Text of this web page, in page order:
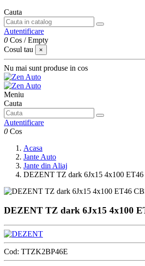
Cauta
Autentificare
0 Cos /Empty
Cosul tau
×
Nu mai sunt produse in cos
Meniu
Cauta
Autentificare
0 Cos
Acasa
Jante Auto
Jante din Aliaj
DEZENT TZ dark 6Jx15 4x100 ET46
DEZENT TZ dark 6Jx15 4x100
Cod: TTZK2BP46E